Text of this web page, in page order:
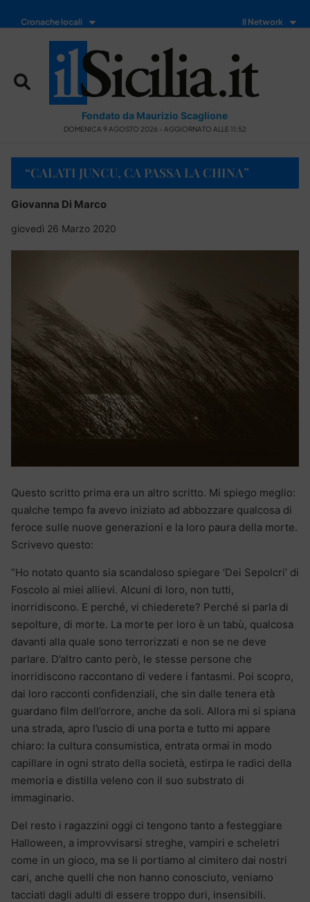
Cronache locali Il Network
Fondato da Maurizio Scaglione
DOMENICA 9 AGOSTO 2026 - AGGIORNATO ALLE 11:52
“CALATI JUNCU, CA PASSA LA CHINA”
Giovanna Di Marco
giovedì 26 Marzo 2020
Questo scritto prima era un altro scritto. Mi spiego meglio:
qualche tempo fa avevo iniziato ad abbozzare qualcosa di
feroce sulle nuove generazioni e la loro paura della morte.
Scrivevo questo:
“Ho notato quanto sia scandaloso spiegare ‘Dei Sepolcri’ di
Foscolo ai miei allievi. Alcuni di loro, non tutti,
inorridiscono. E perché, vi chiederete? Perché si parla di
sepolture, di morte. La morte per loro è un tabù, qualcosa
davanti alla quale sono terrorizzati e non se ne deve
parlare. D’altro canto però, le stesse persone che
inorridiscono raccontano di vedere i fantasmi. Poi scopro,
dai loro racconti confidenziali, che sin dalle tenera età
guardano film dell’orrore, anche da soli. Allora mi si spiana
una strada, apro l’uscio di una porta e tutto mi appare
chiaro: la cultura consumistica, entrata ormai in modo
capillare in ogni strato della società, estirpa le radici della
memoria e distilla veleno con il suo substrato di
immaginario.
Del resto i ragazzini oggi ci tengono tanto a festeggiare
Halloween, a improvvisarsi streghe, vampiri e scheletri
come in un gioco, ma se li portiamo al cimitero dai nostri
cari, anche quelli che non hanno conosciuto, veniamo
tacciati dagli adulti di essere troppo duri, insensibili.